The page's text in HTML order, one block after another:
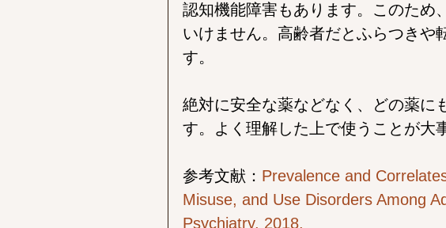
認知機能障害もあります。このため
いけません。高齢者だとふらつきや
す。
絶対に安全な薬などなく、どの薬に
す。よく理解した上で使うことが大
参考文献： Prevalence and
Misuse, and Use Disorders Among
Psychiatry. 2018.